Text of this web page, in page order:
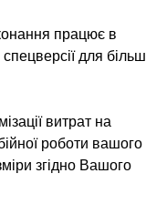
працює в
для більш
витрат на
роботи вашого
згідно Вашого